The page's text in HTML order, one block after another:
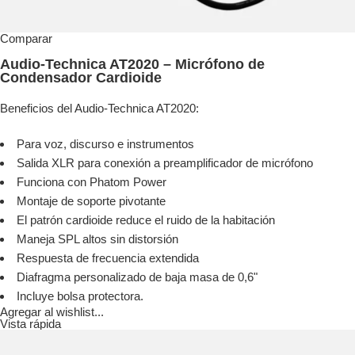
Comparar
Audio-Technica AT2020 – Micrófono de
Condensador Cardioide
Beneficios del Audio-Technica AT2020:
Para voz, discurso e instrumentos
Salida XLR para conexión a preamplificador de micrófono
Funciona con Phatom Power
Montaje de soporte pivotante
El patrón cardioide reduce el ruido de la habitación
Maneja SPL altos sin distorsión
Respuesta de frecuencia extendida
Diafragma personalizado de baja masa de 0,6"
Incluye bolsa protectora.
Agregar al wishlist...
Vista rápida